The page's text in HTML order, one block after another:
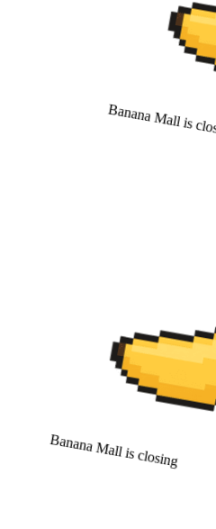
Banana Mall is
Banana Mall is closing